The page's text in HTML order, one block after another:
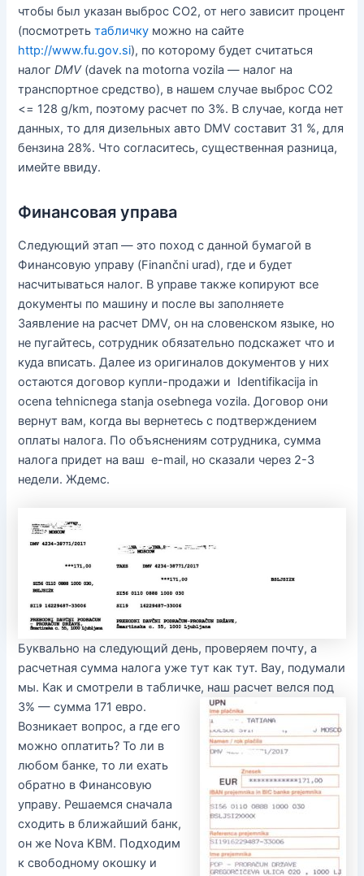
чтобы был указан выброс СО2, от него зависит процент
(посмотретьтабличку можно на сайте
http://www.fu.gov.si), по которому будет считаться
налогDMV (davek na motorna vozila — налог на
транспортное средство), в нашем случае выброс СО2
<= 128 g/km, поэтому расчет по 3%. В случае, когда нет
данных, то для дизельных авто DMV составит 31 %, для
бензина 28%. Что согласитесь, существенная разница,
имейте ввиду.
Финансовая управа
Следующий этап — это поход с данной бумагой в
Финансовую управу (Finančni urad), где и будет
насчитываться налог. В управе также копируют все
документы по машину и после вы заполняете
Заявление на расчет DMV, он на словенском языке, но
не пугайтесь, сотрудник обязательно подскажет что и
куда вписать. Далее из оригиналов документов у них
остаются договор купли-продажи и Identifikacija in
ocena tehnicnega stanja osebnega vozila. Договор они
вернут вам, когда вы вернетесь с подтверждением
оплаты налога. По объяснениям сотрудника, сумма
налога придет на ваш e-mail, но сказали через 2-3
недели. Ждемс.
Буквально на следующий день, проверяем почту, а
расчетная сумма налога уже тут как тут. Вау, подумали
мы. Как и смотрели в табличке, наш расчет велся под
3% — сумма 171 евро.
Возникает вопрос, а где его
можно оплатить? То ли в
любом банке, то ли ехать
обратно в Финансовую
управу. Решаемся сначала
сходить в ближайший банк,
он же Nova KBM. Подходим
к свободному окошку и